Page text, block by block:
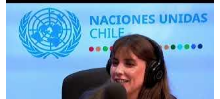
generación que mira el multilateralismo hacia el futuro.
A través de una conversación intergeneracional,
exploramos cómo Chile ha contribuido al sistema
internacional, cómo la ONU ha acompañado procesos
clave para el país, y por qué esta historia de 80 años
sigue proyectándose hoy.